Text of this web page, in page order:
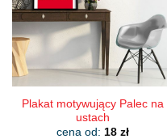
można
wybrać
na
stronie
produktu
Plakat motywujący Palec na
ustach
cena od: 18 zł